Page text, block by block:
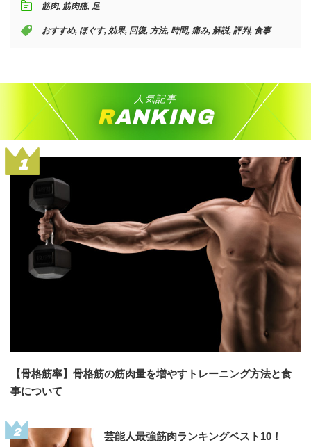
筋肉, 筋肉痛, 足
おすすめ, ほぐす, 効果, 回復, 方法, 時間, 痛み, 解説, 評判, 食事
人気記事
RANKING
1
【骨格筋率】骨格筋の筋肉量を増やすトレーニング方法と食
事について
2 芸能人最強筋肉ランキングベスト10！